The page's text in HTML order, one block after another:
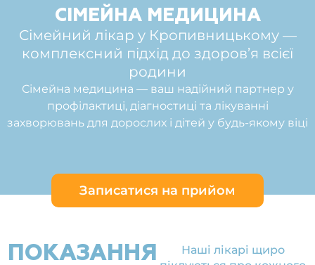
СІМЕЙНА МЕДИЦИНА
Сімейний лікар у Кропивницькому —
комплексний підхід до здоров’я всієї
родини
Сімейна медицина — ваш надійний партнер у
профілактиці, діагностиці та лікуванні
захворювань для дорослих і дітей у будь-якому віці
Записатися на прийом
ПОКАЗАННЯ
Наші лікарі щиро